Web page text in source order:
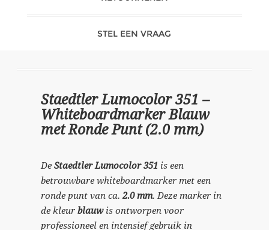
STEL EEN VRAAG
Staedtler Lumocolor 351 –
Whiteboardmarker Blauw
met Ronde Punt (2.0 mm)
DeStaedtler Lumocolor 351 is een
betrouwbare whiteboardmarker met een
ronde punt van ca.2.0 mm. Deze marker in
de kleurblauwis ontworpen voor
professioneel en intensief gebruik in